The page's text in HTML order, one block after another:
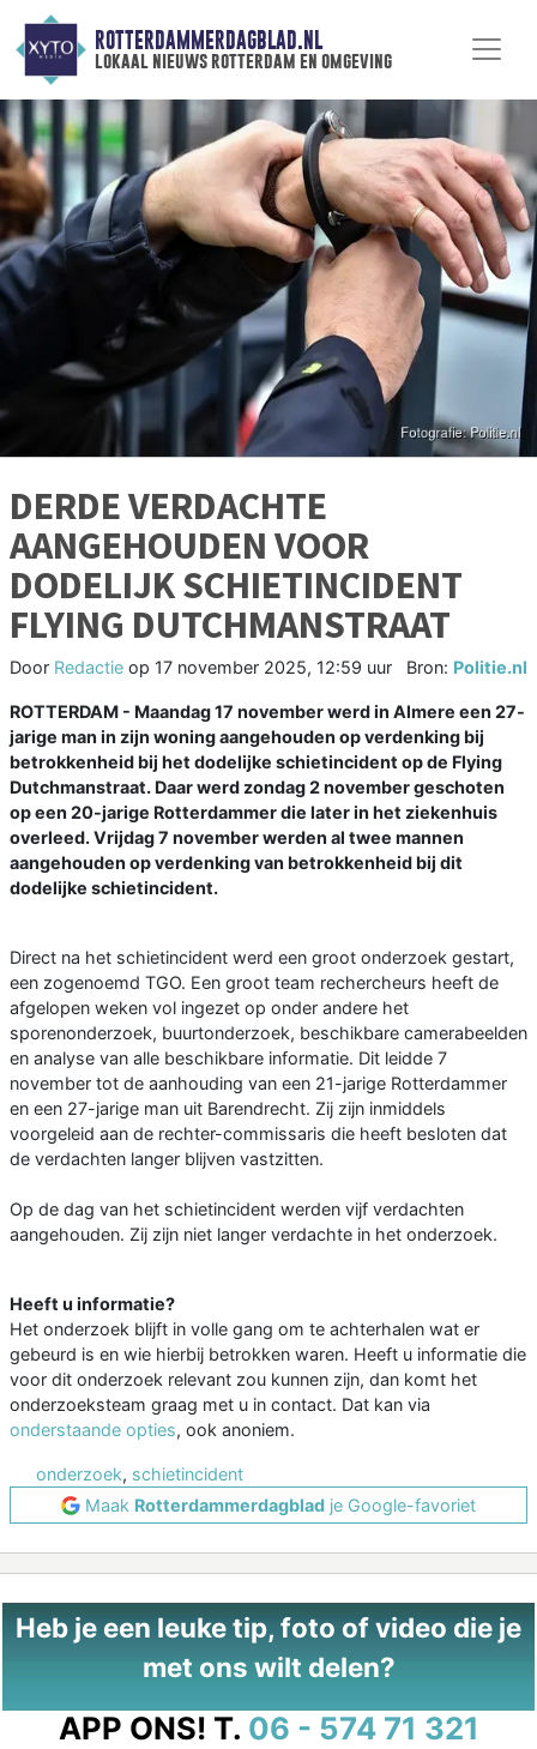
ROTTERDAMMERDAGBLAD.NL
lokaal nieuws rotterdam en omgeving
DERDE VERDACHTE
AANGEHOUDEN VOOR
DODELIJK SCHIETINCIDENT
FLYING DUTCHMANSTRAAT
Door Redactie op 17 november 2025, 12:59 uur Bron: Politie.nl
ROTTERDAM - Maandag 17 november werd in Almere een 27-
jarige man in zijn woning aangehouden op verdenking bij
betrokkenheid bij het dodelijke schietincident op de Flying
Dutchmanstraat. Daar werd zondag 2 november geschoten
op een 20-jarige Rotterdammer die later in het ziekenhuis
overleed. Vrijdag 7 november werden al twee mannen
aangehouden op verdenking van betrokkenheid bij dit
dodelijke schietincident.
Direct na het schietincident werd een groot onderzoek gestart,
een zogenoemd TGO. Een groot team rechercheurs heeft de
afgelopen weken vol ingezet op onder andere het
sporenonderzoek, buurtonderzoek, beschikbare camerabeelden
en analyse van alle beschikbare informatie. Dit leidde 7
november tot de aanhouding van een 21-jarige Rotterdammer
en een 27-jarige man uit Barendrecht. Zij zijn inmiddels
voorgeleid aan de rechter-commissaris die heeft besloten dat
de verdachten langer blijven vastzitten.
Op de dag van het schietincident werden vijf verdachten
aangehouden. Zij zijn niet langer verdachte in het onderzoek.
Heeft u informatie?
Het onderzoek blijft in volle gang om te achterhalen wat er
gebeurd is en wie hierbij betrokken waren. Heeft u informatie die
voor dit onderzoek relevant zou kunnen zijn, dan komt het
onderzoeksteam graag met u in contact. Dat kan via
onderstaande opties, ook anoniem.
onderzoek, schietincident
Maak Rotterdammerdagblad je Google-favoriet
Heb je een leuke tip, foto of video die je
met ons wilt delen?
APP ONS! T. 06 - 574 71 321